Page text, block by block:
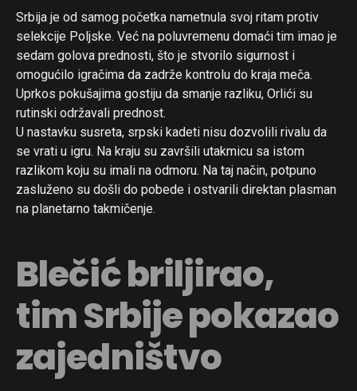
Srbija je od samog početka nametnula svoj ritam protiv
selekcije Poljske. Već na poluvremenu domaći tim imao je
sedam golova prednosti, što je stvorilo sigurnost i
omogućilo igračima da zadrže kontrolu do kraja meča.
Uprkos pokušajima gostiju da smanje razliku, Orlići su
rutinski održavali prednost.
U nastavku susreta, srpski kadeti nisu dozvolili rivalu da
se vrati u igru. Na kraju su završili utakmicu sa istom
razlikom koju su imali na odmoru. Na taj način, potpuno
zasluženo su došli do pobede i ostvarili direktan plasman
na planetarno takmičenje.
Blečić briljirao,
tim Srbije pokazao
zajedništvo